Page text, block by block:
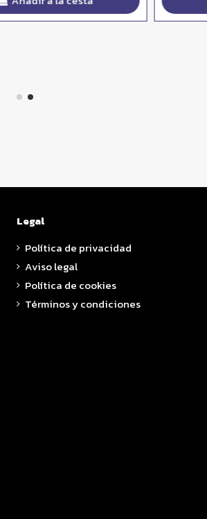
Legal
Política de privacidad
Aviso legal
Política de cookies
Términos y condiciones